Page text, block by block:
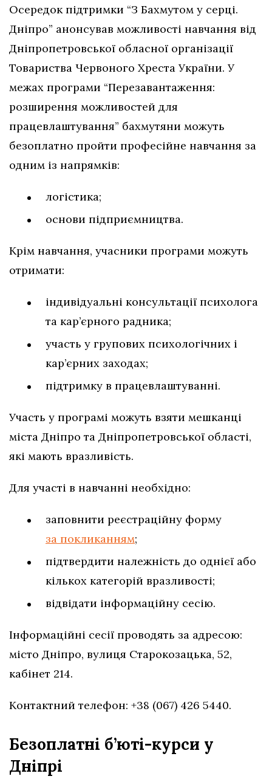
Осередок підтримки “З Бахмутом у серці.
Дніпро” анонсував можливості навчання від
Дніпропетровської обласної організації
Товариства Червоного Хреста України. У
межах програми “Перезавантаження:
розширення можливостей для
працевлаштування” бахмутяни можуть
безоплатно пройти професійне навчання за
одним із напрямків:
логістика;
основи підприємництва.
Крім навчання, учасники програми можуть
отримати:
індивідуальні консультації психолога
та кар’єрного радника;
участь у групових психологічних і
кар’єрних заходах;
підтримку в працевлаштуванні.
Участь у програмі можуть взяти мешканці
міста Дніпро та Дніпропетровської області,
які мають вразливість.
Для участі в навчанні необхідно:
заповнити реєстраційну форму
за покликанням;
підтвердити належність до однієї або
кількох категорій вразливості;
відвідати інформаційну сесію.
Інформаційні сесії проводять за адресою:
місто Дніпро, вулиця Старокозацька, 52,
кабінет 214.
Контактний телефон: +38 (067) 426 5440.
Безоплатні б’юті-курси у
Дніпрі